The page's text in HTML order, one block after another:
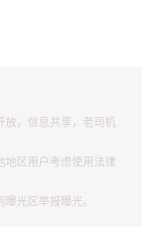
放，信息共享，老司机
地区用户考虑使用法律
光区举报曝光。